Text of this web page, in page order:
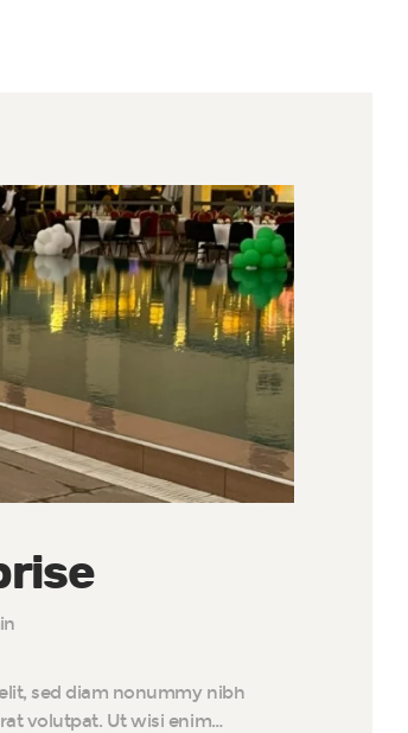
sed diam nonummy nibh
volutpat. Ut wisi enim…